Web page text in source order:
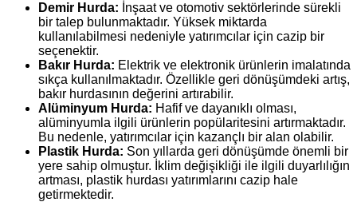
Demir Hurda: İnşaat ve otomotiv sektörlerinde sürekli
bir talep bulunmaktadır. Yüksek miktarda
kullanılabilmesi nedeniyle yatırımcılar için cazip bir
seçenektir.
Bakır Hurda: Elektrik ve elektronik ürünlerin imalatında
sıkça kullanılmaktadır. Özellikle geri dönüşümdeki artış,
bakır hurdasının değerini artırabilir.
Alüminyum Hurda: Hafif ve dayanıklı olması,
alüminyumla ilgili ürünlerin popülaritesini artırmaktadır.
Bu nedenle, yatırımcılar için kazançlı bir alan olabilir.
Plastik Hurda: Son yıllarda geri dönüşümde önemli bir
yere sahip olmuştur. İklim değişikliği ile ilgili duyarlılığın
artması, plastik hurdası yatırımlarını cazip hale
getirmektedir.